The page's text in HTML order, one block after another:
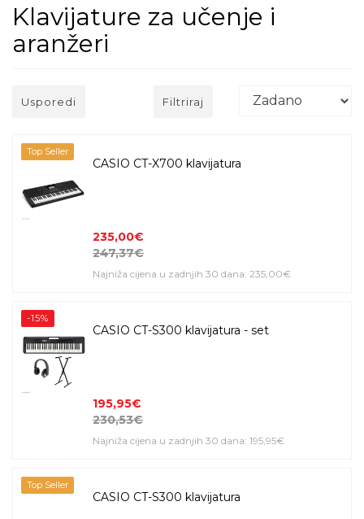
Klavijature za učenje i
aranžeri
Usporedi Filtriraj
Top Seller
CASIO CT-X700 klavijatura
235,00€
247,37€
Najniža cijena u zadnjih 30 dana: 235,00€
-15%
CASIO CT-S300 klavijatura - set
195,95€
230,53€
Najniža cijena u zadnjih 30 dana: 195,95€
Top Seller
CASIO CT-S300 klavijatura